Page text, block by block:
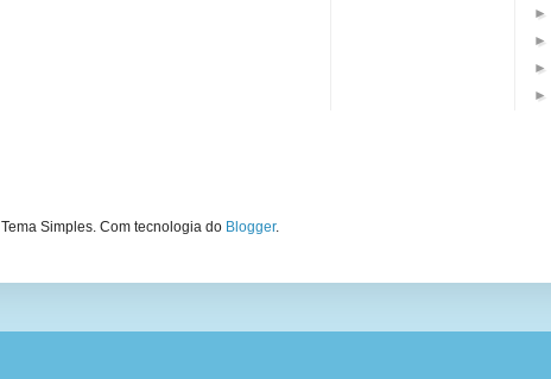
►
►
►
►
Tema Simples. Com tecnologia do Blogger.